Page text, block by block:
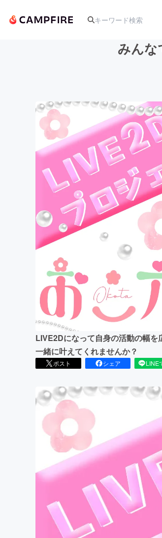
アート・写真
テクノロジー・ガジ
映像・映画
ビジネス・起業
まちづくり・地域活
みんな
LIVE2Dになって自身の活動の幅を
一緒に叶えてくれませんか？
ポスト シェア LINE